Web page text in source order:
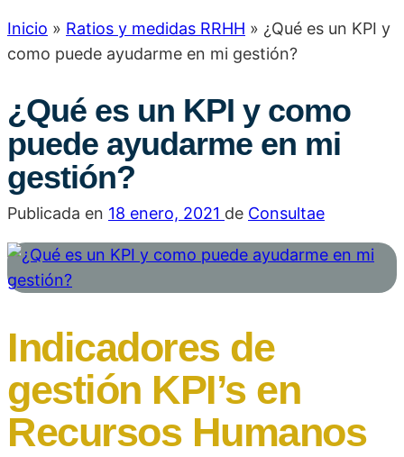
Inicio » Ratios y medidas RRHH » ¿Qué es un KPI y
como puede ayudarme en mi gestión?
¿Qué es un KPI y como
puede ayudarme en mi
gestión?
Publicada en 18 enero, 2021 de Consultae
Indicadores de
gestión KPI’s en
Recursos Humanos